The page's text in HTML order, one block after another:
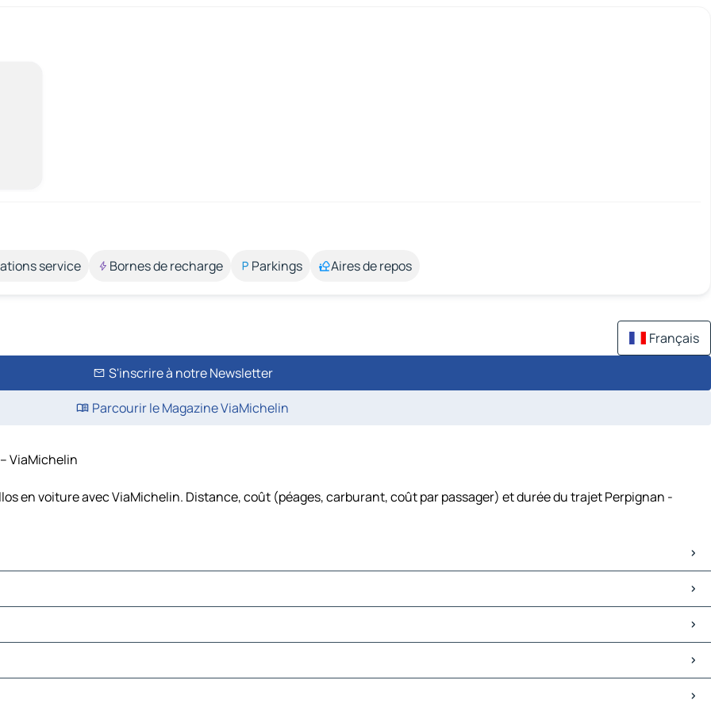
service Bornes de recharge Parkings Aires de repos
Français
S'inscrire à notre Newsletter
Parcourir le Magazine ViaMichelin
ViaMichelin
en voiture avec ViaMichelin. Distance, coût (péages, carburant, coût par passager) et durée du trajet Perpignan -